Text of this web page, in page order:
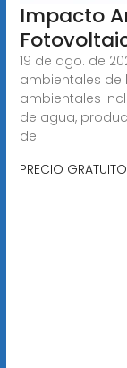
Impacto
19 de ago. de
ambientales de
ambientales
de agua,
de
PRECIO GRATUITO